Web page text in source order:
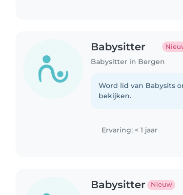
Babysitter
Babysitter in Bergen
Word lid van Babysits
bekijken.
Ervaring: < 1 jaar
Babysitter Nieuw